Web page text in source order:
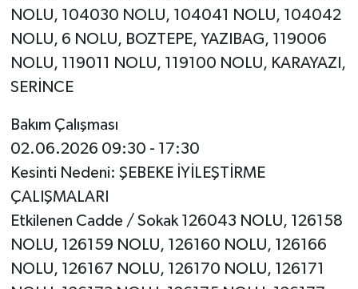
NOLU, 104030 NOLU, 104041 NOLU, 104042
NOLU, 6 NOLU, BOZTEPE, YAZIBAG, 119006
NOLU, 119011 NOLU, 119100 NOLU, KARAYAZI,
SERİNCE
Bakım Çalışması
02.06.2026 09:30 - 17:30
Kesinti Nedeni: ŞEBEKE İYİLEŞTİRME
ÇALIŞMALARI
Etkilenen Cadde / Sokak 126043 NOLU, 126158
NOLU, 126159 NOLU, 126160 NOLU, 126166
NOLU, 126167 NOLU, 126170 NOLU, 126171